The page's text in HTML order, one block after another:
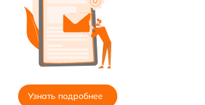
Узнать подробнее